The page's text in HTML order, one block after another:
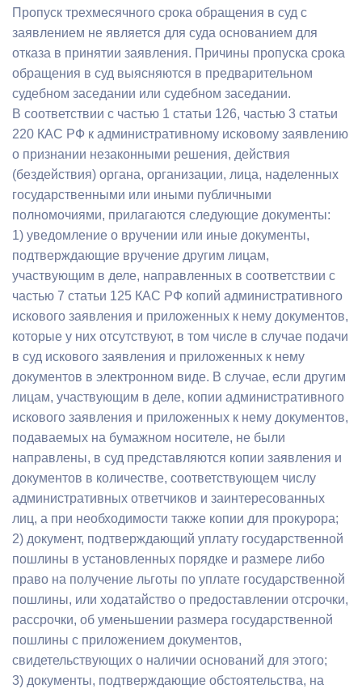
Пропуск трехмесячного срока обращения в суд с
заявлением не является для суда основанием для
отказа в принятии заявления. Причины пропуска срока
обращения в суд выясняются в предварительном
судебном заседании или судебном заседании.
В соответствии с частью 1 статьи 126, частью 3 статьи
220 КАС РФ к административному исковому заявлению
о признании незаконными решения, действия
(бездействия) органа, организации, лица, наделенных
государственными или иными публичными
полномочиями, прилагаются следующие документы:
1) уведомление о вручении или иные документы,
подтверждающие вручение другим лицам,
участвующим в деле, направленных в соответствии с
частью 7 статьи 125 КАС РФ копий административного
искового заявления и приложенных к нему документов,
которые у них отсутствуют, в том числе в случае подачи
в суд искового заявления и приложенных к нему
документов в электронном виде. В случае, если другим
лицам, участвующим в деле, копии административного
искового заявления и приложенных к нему документов,
подаваемых на бумажном носителе, не были
направлены, в суд представляются копии заявления и
документов в количестве, соответствующем числу
административных ответчиков и заинтересованных
лиц, а при необходимости также копии для прокурора;
2) документ, подтверждающий уплату государственной
пошлины в установленных порядке и размере либо
право на получение льготы по уплате государственной
пошлины, или ходатайство о предоставлении отсрочки,
рассрочки, об уменьшении размера государственной
пошлины с приложением документов,
свидетельствующих о наличии оснований для этого;
3) документы, подтверждающие обстоятельства, на